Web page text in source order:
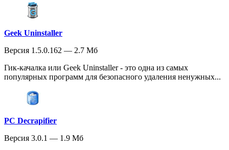
Geek Uninstaller
Версия 1.5.0.162 — 2.7 Мб
Гик-качалка или Geek Uninstaller - это одна из самых
популярных программ для безопасного удаления ненужных...
PC Decrapifier
Версия 3.0.1 — 1.9 Мб